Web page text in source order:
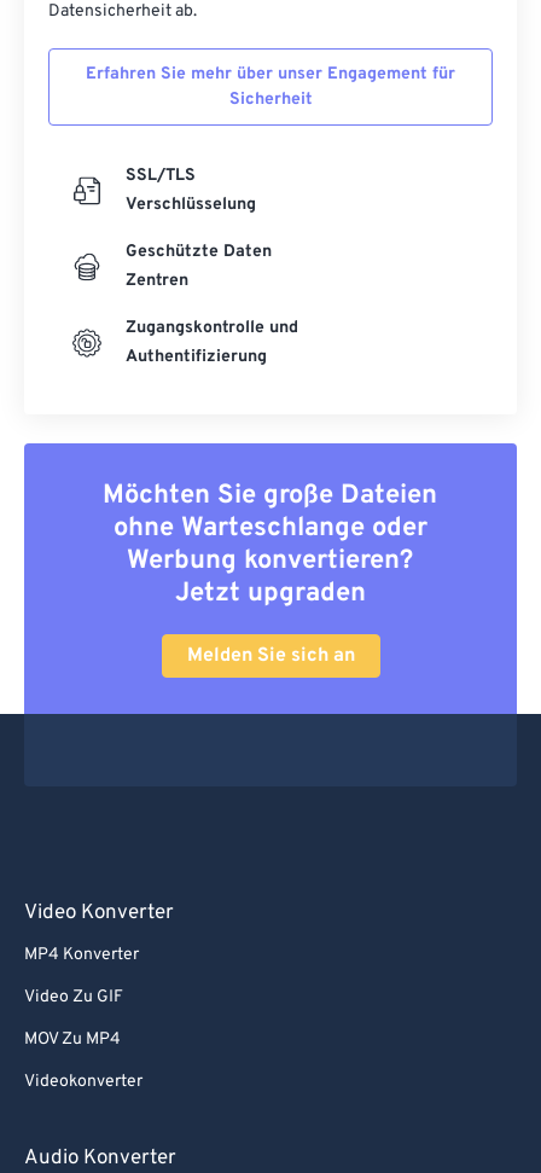
Datensicherheit ab.
Erfahren Sie mehr über unser Engagement für
Sicherheit
SSL/TLS
Verschlüsselung
Geschützte Daten
Zentren
Zugangskontrolle und
Authentifizierung
Möchten Sie große Dateien
ohne Warteschlange oder
Werbung konvertieren?
Jetzt upgraden
Melden Sie sich an
Video Konverter
MP4 Konverter
Video Zu GIF
MOV Zu MP4
Videokonverter
Audio Konverter